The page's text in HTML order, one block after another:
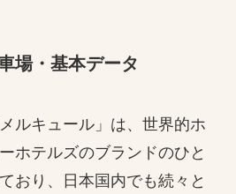
場・基本データ
ルキュール」は、世界的ホ
ホテルズのブランドのひと
おり、日本国内でも続々と